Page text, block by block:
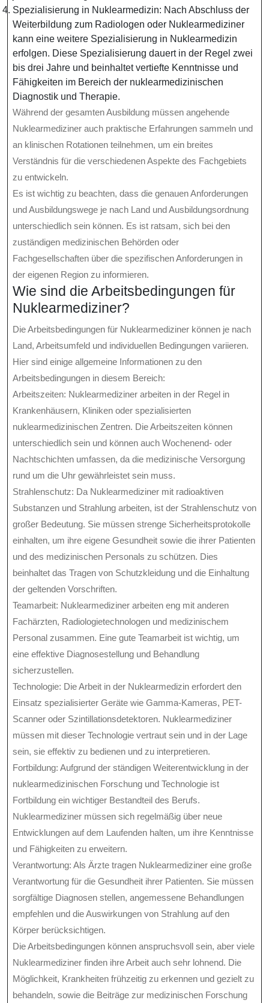
Spezialisierung in Nuklearmedizin: Nach Abschluss der
Weiterbildung zum Radiologen oder Nuklearmediziner
kann eine weitere Spezialisierung in Nuklearmedizin
erfolgen. Diese Spezialisierung dauert in der Regel zwei
bis drei Jahre und beinhaltet vertiefte Kenntnisse und
Fähigkeiten im Bereich der nuklearmedizinischen
Diagnostik und Therapie.
Während der gesamten Ausbildung müssen angehende
Nuklearmediziner auch praktische Erfahrungen sammeln und
an klinischen Rotationen teilnehmen, um ein breites
Verständnis für die verschiedenen Aspekte des Fachgebiets
zu entwickeln.
Es ist wichtig zu beachten, dass die genauen Anforderungen
und Ausbildungswege je nach Land und Ausbildungsordnung
unterschiedlich sein können. Es ist ratsam, sich bei den
zuständigen medizinischen Behörden oder
Fachgesellschaften über die spezifischen Anforderungen in
der eigenen Region zu informieren.
Wie sind die Arbeitsbedingungen für
Nuklearmediziner?
Die Arbeitsbedingungen für Nuklearmediziner können je nach
Land, Arbeitsumfeld und individuellen Bedingungen variieren.
Hier sind einige allgemeine Informationen zu den
Arbeitsbedingungen in diesem Bereich:
Arbeitszeiten: Nuklearmediziner arbeiten in der Regel in
Krankenhäusern, Kliniken oder spezialisierten
nuklearmedizinischen Zentren. Die Arbeitszeiten können
unterschiedlich sein und können auch Wochenend- oder
Nachtschichten umfassen, da die medizinische Versorgung
rund um die Uhr gewährleistet sein muss.
Strahlenschutz: Da Nuklearmediziner mit radioaktiven
Substanzen und Strahlung arbeiten, ist der Strahlenschutz von
großer Bedeutung. Sie müssen strenge Sicherheitsprotokolle
einhalten, um ihre eigene Gesundheit sowie die ihrer Patienten
und des medizinischen Personals zu schützen. Dies
beinhaltet das Tragen von Schutzkleidung und die Einhaltung
der geltenden Vorschriften.
Teamarbeit: Nuklearmediziner arbeiten eng mit anderen
Fachärzten, Radiologietechnologen und medizinischem
Personal zusammen. Eine gute Teamarbeit ist wichtig, um
eine effektive Diagnosestellung und Behandlung
sicherzustellen.
Technologie: Die Arbeit in der Nuklearmedizin erfordert den
Einsatz spezialisierter Geräte wie Gamma-Kameras, PET-
Scanner oder Szintillationsdetektoren. Nuklearmediziner
müssen mit dieser Technologie vertraut sein und in der Lage
sein, sie effektiv zu bedienen und zu interpretieren.
Fortbildung: Aufgrund der ständigen Weiterentwicklung in der
nuklearmedizinischen Forschung und Technologie ist
Fortbildung ein wichtiger Bestandteil des Berufs.
Nuklearmediziner müssen sich regelmäßig über neue
Entwicklungen auf dem Laufenden halten, um ihre Kenntnisse
und Fähigkeiten zu erweitern.
Verantwortung: Als Ärzte tragen Nuklearmediziner eine große
Verantwortung für die Gesundheit ihrer Patienten. Sie müssen
sorgfältige Diagnosen stellen, angemessene Behandlungen
empfehlen und die Auswirkungen von Strahlung auf den
Körper berücksichtigen.
Die Arbeitsbedingungen können anspruchsvoll sein, aber viele
Nuklearmediziner finden ihre Arbeit auch sehr lohnend. Die
Möglichkeit, Krankheiten frühzeitig zu erkennen und gezielt zu
behandeln, sowie die Beiträge zur medizinischen Forschung